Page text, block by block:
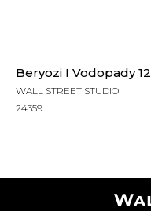
Beryozi I Vodopady 12
WALL STREET STUDIO
24359